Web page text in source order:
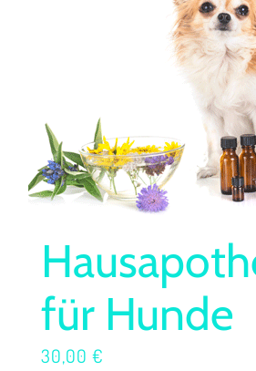
für Hunde
30,00 €